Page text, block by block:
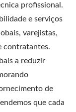
profissional.
e serviços
varejistas,
contratantes.
a reduzir
de
que cada